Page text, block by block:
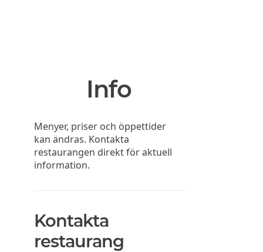
Info
Menyer, priser och öppettider
kan ändras. Kontakta
restaurangen direkt för aktuell
information.
Kontakta
restaurang